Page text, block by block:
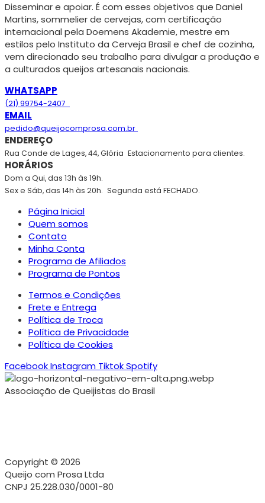
Disseminar e apoiar. É com esses objetivos que Daniel
Martins, sommelier de cervejas, com certificação
internacional pela Doemens Akademie, mestre em
estilos pelo Instituto da Cerveja Brasil e chef de cozinha,
vem direcionado seu trabalho para divulgar a produção e
a culturados queijos artesanais nacionais.
WHATSAPP
(21) 99754-2407
EMAIL
pedido@queijocomprosa.com.br
ENDEREÇO
Rua Conde de Lages, 44, Glória Estacionamento para clientes.
HORÁRIOS
Dom a Qui, das 13h às 19h.
Sex e Sáb, das 14h às 20h. Segunda está FECHADO.
Página Inicial
Quem somos
Contato
Minha Conta
Programa de Afiliados
Programa de Pontos
Termos e Condições
Frete e Entrega
Política de Troca
Política de Privacidade
Política de Cookies
FacebookInstagram TiktokSpotify
Associação de Queijistas do Brasil
Copyright © 2026
Queijo com Prosa Ltda
CNPJ 25.228.030/0001-80